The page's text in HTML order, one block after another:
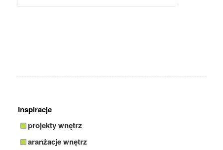
Inspiracje
projekty wnętrz
aranżacje wnętrz